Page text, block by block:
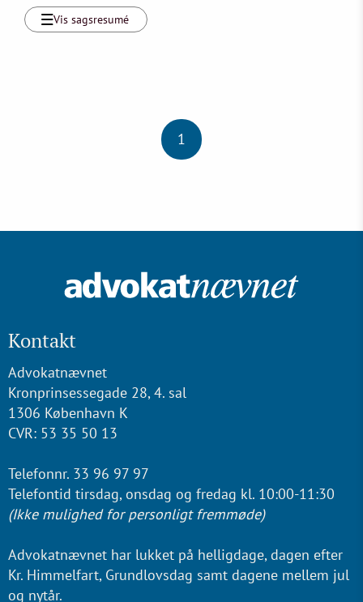
Vis sagsresumé
1
Kontakt
Advokatnævnet
Kronprinsessegade 28, 4. sal
1306 København K
CVR: 53 35 50 13
Telefonnr. 33 96 97 97
Telefontid tirsdag, onsdag og fredag kl. 10:00-11:30
(Ikke mulighed for personligt fremmøde)
Advokatnævnet har lukket på helligdage, dagen efter
Kr. Himmelfart, Grundlovsdag samt dagene mellem jul
og nytår.